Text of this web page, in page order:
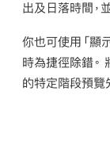
出及日落時間，
你也可使用「顯
時為捷徑除錯。
的特定階段預覽